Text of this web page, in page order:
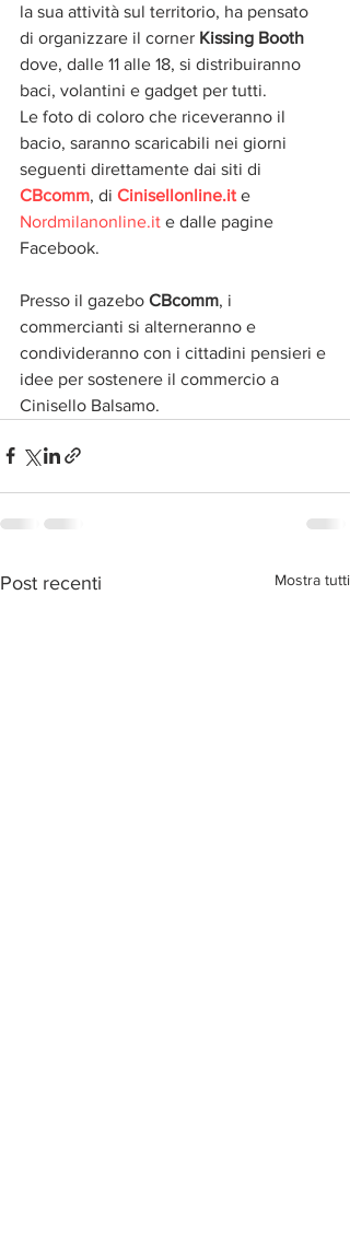
la sua attività sul territorio, ha pensato
di organizzare il corner Kissing Booth
dove, dalle 11 alle 18, si distribuiranno
baci, volantini e gadget per tutti.
Le foto di coloro che riceveranno il
bacio, saranno scaricabili nei giorni
seguenti direttamente dai siti di
CBcomm, di Cinisellonline.it e
Nordmilanonline.it e dalle pagine
Facebook.
Presso il gazebo CBcomm, i
commercianti si alterneranno e
condivideranno con i cittadini pensieri e
idee per sostenere il commercio a
Cinisello Balsamo.
Post recenti Mostra tutti